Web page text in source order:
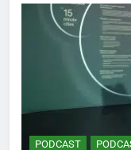
PODCAST